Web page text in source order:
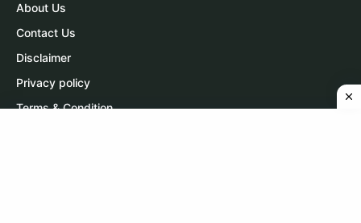
About Us
Contact Us
Disclaimer
Privacy policy
Terms & Condition